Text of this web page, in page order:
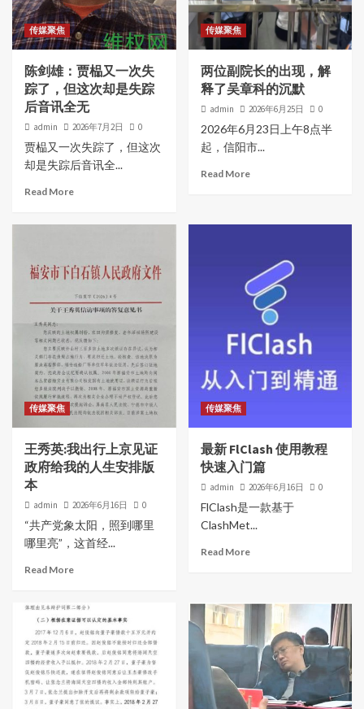
传媒聚焦
陈剑雄：贾榀又一次失
踪了，但这次却是失踪
后音讯全无
admin 2026年7月2日 0
贾榀又一次失踪了，但这次
却是失踪后音讯全...
Read More
传媒聚焦
两位副院长的出现，解
释了吴章科的沉默
admin 2026年6月25日 0
2026年6月23日上午8点半
起，信阳市...
Read More
传媒聚焦
王秀英:我出行上京见证
政府给我的人生安排版
本
admin 2026年6月16日 0
“共产党象太阳，照到哪里
哪里亮”，这首经...
Read More
传媒聚焦
最新 FlClash 使用教程
快速入门篇
admin 2026年6月16日 0
FlClash是一款基于
ClashMet...
Read More